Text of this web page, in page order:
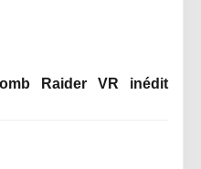
Raider VR inédit